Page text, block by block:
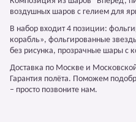
воздушных шаров с гелием для
В набор входит 4 позиции:
корабль», фольгированные
без рисунка, прозрачные шары с
Доставка по Москве и Московской
Гарантия полёта. Поможем
– просто позвоните нам.